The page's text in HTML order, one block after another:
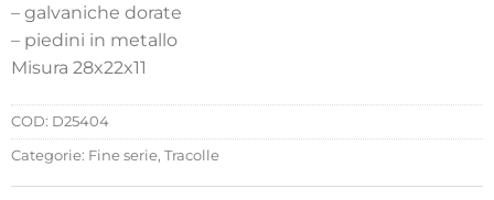
– galvaniche dorate
– piedini in metallo
Misura 28x22x11
COD: D25404
Categorie: Fine serie, Tracolle